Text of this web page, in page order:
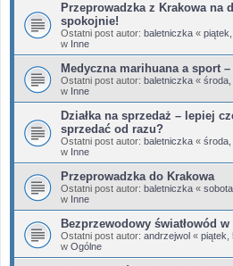
Przeprowadzka z Krakowa na
spokojnie!
Ostatni post autor: baletniczka «
w Inne
Medyczna marihuana a sport
Ostatni post autor: baletniczka « środa,
w Inne
Działka na sprzedaż – lepiej
sprzedać od razu?
Ostatni post autor: baletniczka « środa,
w Inne
Przeprowadzka do Krakowa
Ostatni post autor: baletniczka «
w Inne
Bezprzewodowy światłowód
Ostatni post autor: andrzejwol « piątek,
w Ogólne